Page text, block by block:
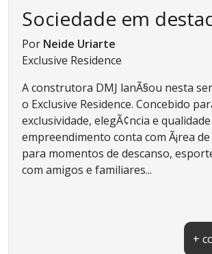
Sociedade em
Por Neide Uriarte
Exclusive Residence
A construtora DMJ lanÃ§ou nesta
o Exclusive Residence. Concebido
exclusividade, elegÃ¢ncia e
empreendimento conta com Ã¡rea
para momentos de descanso,
com amigos e familiares...
+